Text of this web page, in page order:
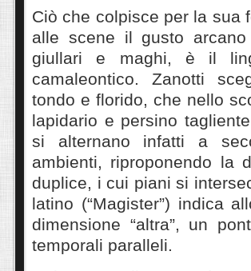
Ciò che colpisce per la sua
alle scene il gusto
giullari e maghi, è il
camaleontico. Zanotti
tondo e florido, che nello
lapidario e persino
si alternano infatti a
ambienti, riproponendo la
duplice, i cui piani si
latino (“Magister”) indica
dimensione “altra”, un
temporali paralleli.